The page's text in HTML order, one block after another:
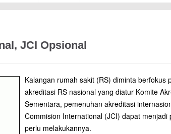
JCI Opsional
Kalangan rumah sakit (RS) diminta berfokus
akreditasi RS nasional yang diatur Komite
Sementara, pemenuhan akreditasi
Commision International (JCI) dapat menjadi
perlu melakukannya.